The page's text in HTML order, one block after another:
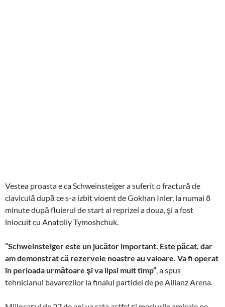
Vestea proasta e ca Schweinsteiger a suferit o fractură de
claviculă după ce s-a izbit vioent de Gokhan Inler, la numai 8
minute după fluierul de start al reprizei a doua, şi a fost
înlocuit cu Anatoliy Tymoshchuk.
“Schweinsteiger este un jucător important. Este păcat, dar
am demonstrat că rezervele noastre au valoare. Va fi operat
în perioada următoare şi va lipsi mult timp”, a spus
tehnicianul bavarezilor la finalul partidei de pe Allianz Arena.